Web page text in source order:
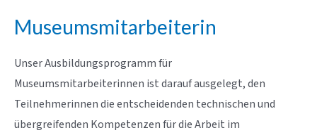
Museumsmitarbeiterin
Unser Ausbildungsprogramm für
Museumsmitarbeiterinnen ist darauf ausgelegt, den
Teilnehmerinnen die entscheidenden technischen und
übergreifenden Kompetenzen für die Arbeit im